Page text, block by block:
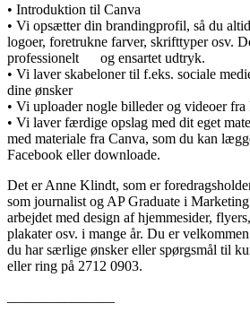
• Introduktion til Canva
• Vi opsætter din brandingprofil, så du
logoer, foretrukne farver, skrifttyper osv.
professionelt og ensartet udtryk.
• Vi laver skabeloner til f.eks. sociale
dine ønsker
• Vi uploader nogle billeder og videoer
• Vi laver færdige opslag med dit eget
med materiale fra Canva, som du kan
Facebook eller downloade.
Det er Anne Klindt, som er
som journalist og AP Graduate i
arbejdet med design af hjemmesider,
plakater osv. i mange år. Du er
du har særlige ønsker eller spørgsmål til
eller ring på 2712 0903.